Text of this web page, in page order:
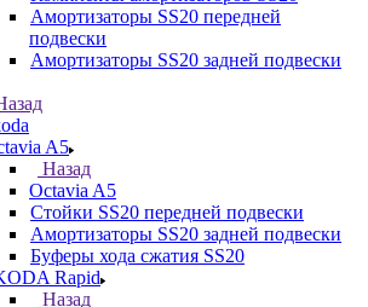
Амортизаторы SS20 передней
подвески
Амортизаторы SS20 задней подвески
A5
Назад
Octavia A5
Стойки SS20 передней подвески
Амортизаторы SS20 задней подвески
Буферы хода сжатия SS20
Rapid
Назад